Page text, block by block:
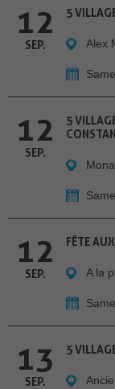
12
SEP.
5
Alex
12
SEP.
5
12
SEP.
FÊTE
A la
13
SEP.
5